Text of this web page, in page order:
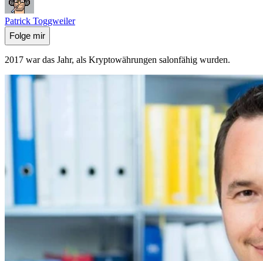
Patrick Toggweiler
Folge mir
2017 war das Jahr, als Kryptowährungen salonfähig wurden.